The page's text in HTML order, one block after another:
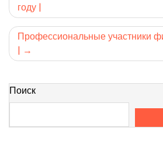
по
записям
году |
Профессиональные участники
|
Поиск